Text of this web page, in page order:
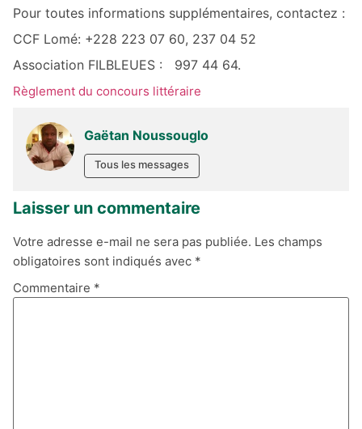
Pour toutes informations supplémentaires, contactez :
CCF Lomé: +228 223 07 60, 237 04 52
Association FILBLEUES : 997 44 64.
Règlement du concours littéraire
Gaëtan Noussouglo
Tous les messages
Laisser un commentaire
Votre adresse e-mail ne sera pas publiée. Les champs
obligatoires sont indiqués avec *
Commentaire *